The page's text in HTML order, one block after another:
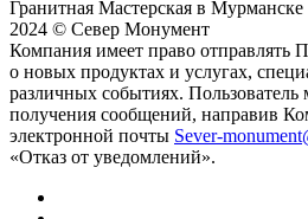
Гранитная Мастерская в Мурманске
2024 © Север Монумент
Компания имеет право отправлять
о новых продуктах и услугах,
различных событиях. Пользователь
получения сообщений, направив
электронной почты Sever-
«Отказ от уведомлений».